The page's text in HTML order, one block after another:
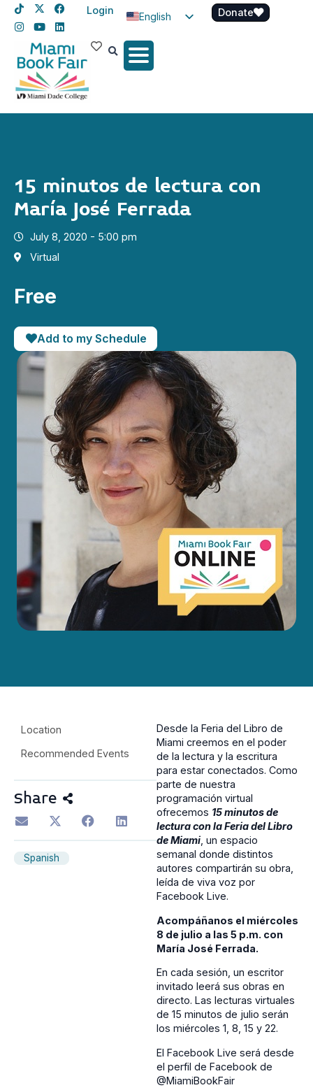
Login
English
Spanish
Donate
15 minutos de lectura con
María José Ferrada
July 8, 2020 - 5:00 pm
Virtual
Free
Add to my Schedule
Location
Recommended Events
Share
Spanish
Desde la Feria del Libro de
Miami creemos en el poder
de la lectura y la escritura
para estar conectados. Como
parte de nuestra
programación virtual
ofrecemos 15 minutos de
lectura con la Feria del Libro
de Miami, un espacio
semanal donde distintos
autores compartirán su obra,
leída de viva voz por
Facebook Live.
Acompáñanos el miércoles
8 de julio a las 5 p.m. con
María José Ferrada.
En cada sesión, un escritor
invitado leerá sus obras en
directo. Las lecturas virtuales
de 15 minutos de julio serán
los miércoles 1, 8, 15 y 22.
El Facebook Live será desde
el perfil de Facebook de
@MiamiBookFair